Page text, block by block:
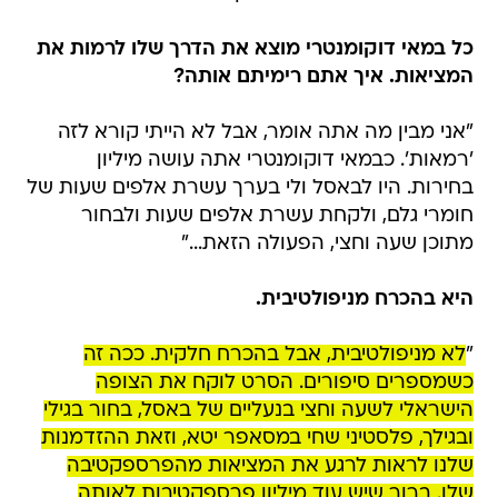
כל במאי דוקומנטרי מוצא את הדרך שלו לרמות את
המציאות. איך אתם רימיתם אותה?
"אני מבין מה אתה אומר, אבל לא הייתי קורא לזה
'רמאות'. כבמאי דוקומנטרי אתה עושה מיליון
בחירות. היו לבאסל ולי בערך עשרת אלפים שעות של
חומרי גלם, ולקחת עשרת אלפים שעות ולבחור
מתוכן שעה וחצי, הפעולה הזאת..."
היא בהכרח מניפולטיבית.
"לא מניפולטיבית, אבל בהכרח חלקית. ככה זה
כשמספרים סיפורים. הסרט לוקח את הצופה
הישראלי לשעה וחצי בנעליים של באסל, בחור בגילי
ובגילך, פלסטיני שחי במסאפר יטא, וזאת ההזדמנות
שלנו לראות לרגע את המציאות מהפרספקטיבה